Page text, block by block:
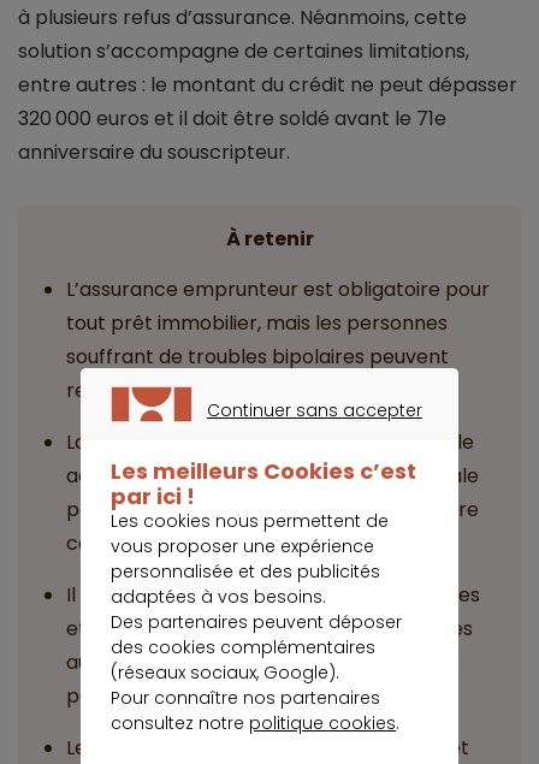
à plusieurs refus d’assurance. Néanmoins, cette
solution s’accompagne de certaines limitations,
entre autres : le montant du crédit ne peut dépasser
320 000 euros et il doit être soldé avant le 71e
anniversaire du souscripteur.
À retenir
L’assurance emprunteur est obligatoire pour
tout prêt immobilier, mais les personnes
souffrant de troubles bipolaires peuvent
rencontrer des difficultés pour l’obtenir.
La souscription d’une assurance individuelle
adaptée à la bipolarité est la solution idéale
pour bénéficier d'une couverture à moindre
coût.
Il est essentiel de comparer plusieurs offres
et de choisir un contrat avec des garanties
au moins équivalentes à celles proposées
par la banque.
Le recours à un courtier en assurance prêt
Continuer sans accepter
Les meilleurs Cookies c’est
par ici !
Les cookies nous permettent de
vous proposer une expérience
personnalisée et des publicités
adaptées à vos besoins.
Des partenaires peuvent déposer
des cookies complémentaires
(réseaux sociaux, Google).
Pour connaître nos partenaires
consultez notre politique cookies.